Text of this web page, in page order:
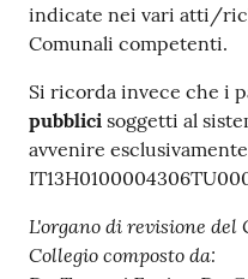
indicate nei vari atti/
Comunali competenti.
Si ricorda invece che i
pubblici soggetti al
avvenire
L'organo di revisione
Collegio composto da: